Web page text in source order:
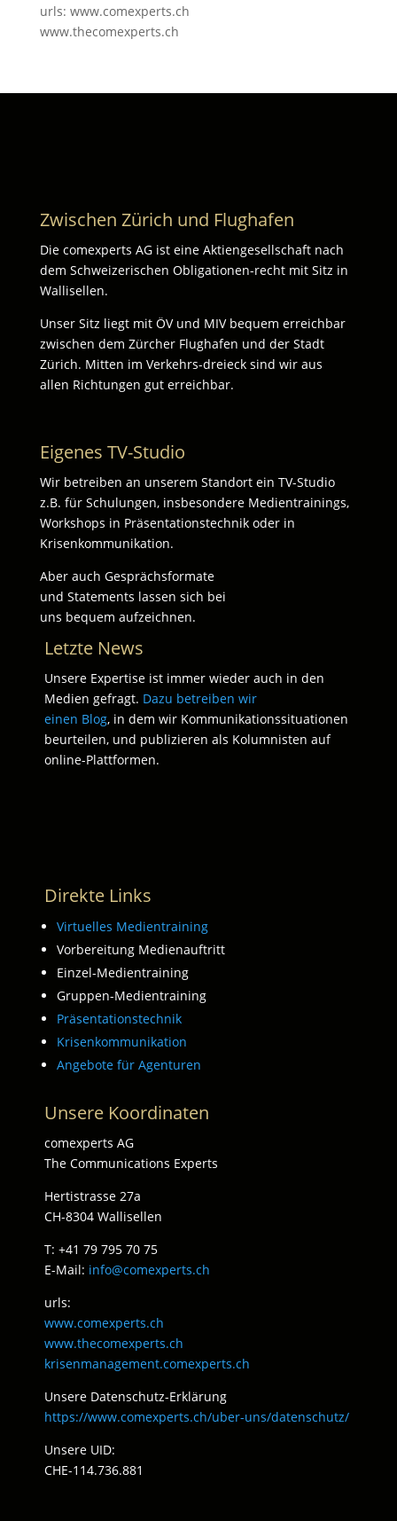
urls: www.comexperts.ch
www.thecomexperts.ch
Zwischen Zürich und Flughafen
Die comexperts AG ist eine Aktiengesellschaft nach
dem Schweizerischen Obligationen-recht mit Sitz in
Wallisellen.
Unser Sitz liegt mit ÖV und MIV bequem erreichbar
zwischen dem Zürcher Flughafen und der Stadt
Zürich. Mitten im Verkehrs-dreieck sind wir aus
allen Richtungen gut erreichbar.
Eigenes TV-Studio
Wir betreiben an unserem Standort ein TV-Studio
z.B. für Schulungen, insbesondere Medientrainings,
Workshops in Präsentationstechnik oder in
Krisenkommunikation.
Aber auch Gesprächsformate
und Statements lassen sich bei
uns bequem aufzeichnen.
Letzte News
Unsere Expertise ist immer wieder auch in den
Medien gefragt. Dazu betreiben wir
einen Blog, in dem wir Kommunikationssituationen
beurteilen, und publizieren als Kolumnisten auf
online-Plattformen.
Direkte Links
Virtuelles Medientraining
Vorbereitung Medienauftritt
Einzel-Medientraining
Gruppen-Medientraining
Präsentationstechnik
Krisenkommunikation
Angebote für Agenturen
Unsere Koordinaten
comexperts AG
The Communications Experts
Hertistrasse 27a
CH-8304 Wallisellen
T: +41 79 795 70 75
E-Mail: info@comexperts.ch
urls:
www.comexperts.ch
www.thecomexperts.ch
krisenmanagement.comexperts.ch
Unsere Datenschutz-Erklärung
https://www.comexperts.ch/uber-uns/datenschutz/
Unsere UID:
CHE-114.736.881